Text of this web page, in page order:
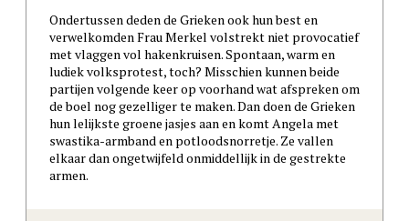
Ondertussen deden de Grieken ook hun best en
verwelkomden Frau Merkel volstrekt niet provocatief
met vlaggen vol hakenkruisen. Spontaan, warm en
ludiek volksprotest, toch? Misschien kunnen beide
partijen volgende keer op voorhand wat afspreken om
de boel nog gezelliger te maken. Dan doen de Grieken
hun lelijkste groene jasjes aan en komt Angela met
swastika-armband en potloodsnorretje. Ze vallen
elkaar dan ongetwijfeld onmiddellijk in de gestrekte
armen.